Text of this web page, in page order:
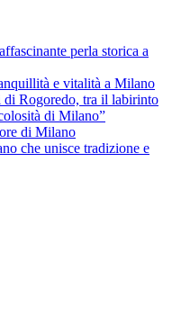
perla storica a
e vitalità a Milano
Rogoredo, tra il labirinto
di Milano”
di Milano
che unisce tradizione e